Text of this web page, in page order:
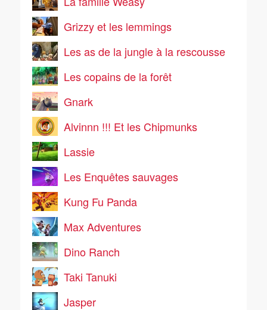
Grizzy et les lemmings
Les as de la jungle à la rescousse
Les copains de la forêt
Gnark
Alvinnn !!! Et les Chipmunks
Lassie
Les Enquêtes sauvages
Kung Fu Panda
Max Adventures
Dino Ranch
Taki Tanuki
Jasper